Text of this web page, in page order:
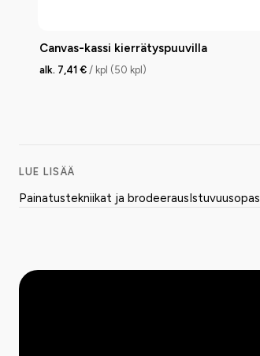
Canvas-kassi kierrätyspuuvilla
alk. 7,41 € / kpl (50 kpl)
LUE LISÄÄ
Painatustekniikat ja brodeerausIstuvuusopas